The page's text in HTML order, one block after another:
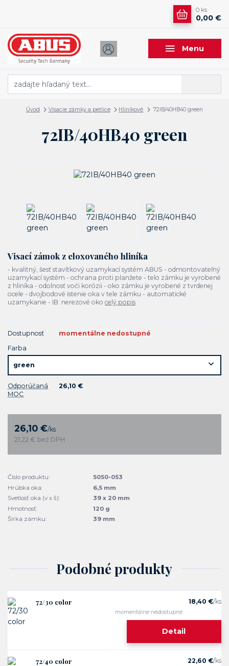
Menu
0 ks
0,00 €
Úvod Visacie zámky a petlice Hliníkové 72IB/40HB40 green
72IB/40HB40 green
Visací zámok z eloxovaného hliníka
- kvalitný, šesť stavítkový uzamykací systém ABUS - odmontovateľný
uzamykací systém - ochrana proti planžete - telo zámku je vyrobené
z hliníka - odolnosť voči korózii - oko zámku je vyrobené z tvrdenej
ocele - dvojbodové istenie oka v tele zámku - automatické
uzamykanie - IB: nerezové oko celý popis
Dostupnosť
momentálne nedostupné
Farba
Odporúčaná
MOC
26,10 €
26,10 €/ks
21,22 € bez DPH
Číslo produktu:
5050-053
Hrúbka oka:
6,5 mm
Svetlosť oka (v x š):
39 x 20 mm
Hmotnosť:
120 g
Šírka zámku:
39 mm
Podobné produkty
72/30 color 18,40 €/ks
momentálne nedostupné
Detail
72/40 color 22,60 €/ks